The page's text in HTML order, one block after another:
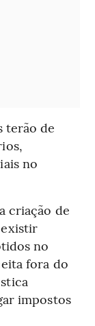
terão de
no
criação de
existir
no
fora do
impostos